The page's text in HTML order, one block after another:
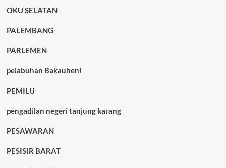
OKU SELATAN
PALEMBANG
PARLEMEN
pelabuhan Bakauheni
PEMILU
pengadilan negeri tanjung karang
PESAWARAN
PESISIR BARAT